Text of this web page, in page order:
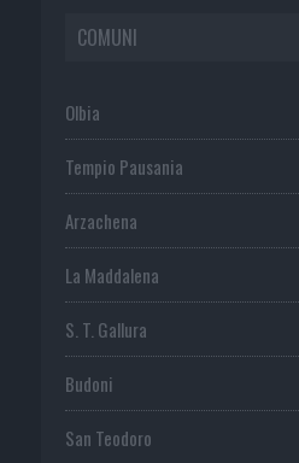
COMUNI
Olbia
Tempio Pausania
Arzachena
La Maddalena
S. T. Gallura
Budoni
San Teodoro